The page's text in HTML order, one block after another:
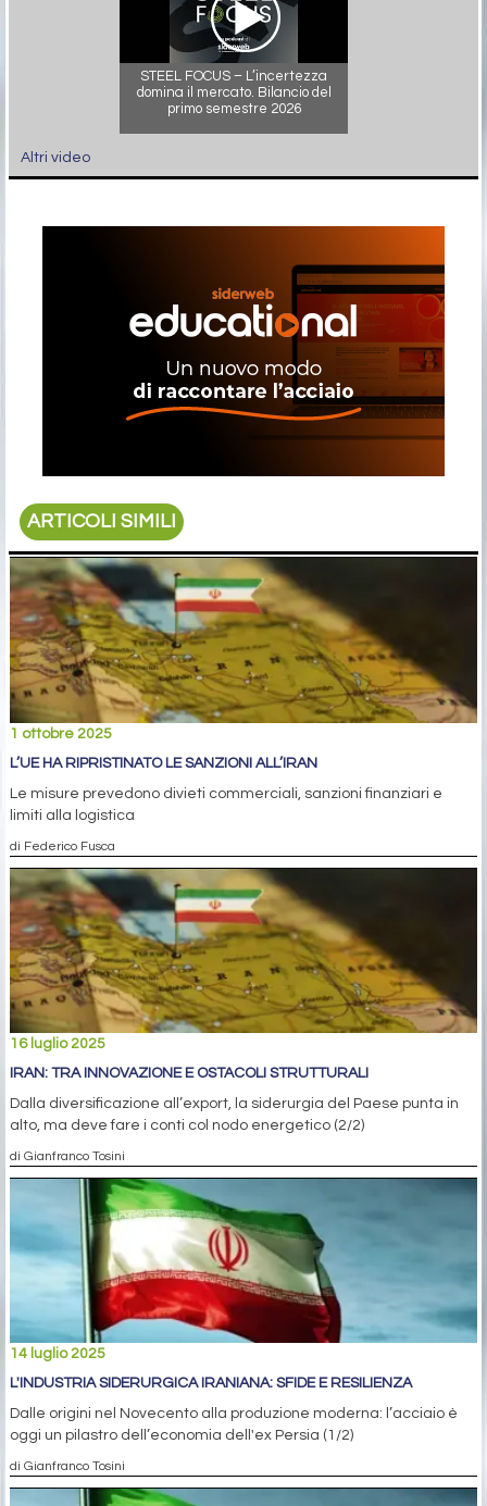
STEEL FOCUS – L’incertezza
domina il mercato. Bilancio del
primo semestre 2026
Altri video
ARTICOLI SIMILI
1 ottobre 2025
L’UE HA RIPRISTINATO LE SANZIONI ALL’IRAN
Le misure prevedono divieti commerciali, sanzioni finanziari e
limiti alla logistica
di Federico Fusca
16 luglio 2025
IRAN: TRA INNOVAZIONE E OSTACOLI STRUTTURALI
Dalla diversificazione all’export, la siderurgia del Paese punta in
alto, ma deve fare i conti col nodo energetico (2/2)
di Gianfranco Tosini
14 luglio 2025
L'INDUSTRIA SIDERURGICA IRANIANA: SFIDE E RESILIENZA
Dalle origini nel Novecento alla produzione moderna: l’acciaio è
oggi un pilastro dell’economia dell'ex Persia (1/2)
di Gianfranco Tosini